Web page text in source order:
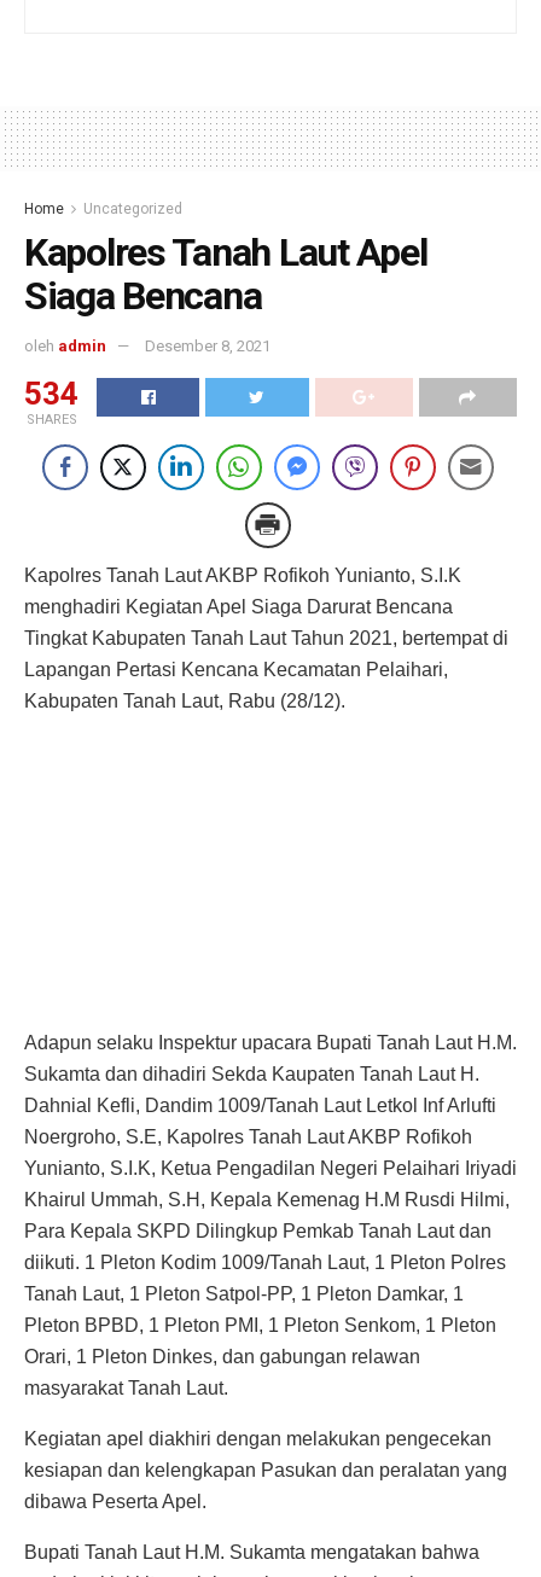
Home Uncategorized
Kapolres Tanah Laut Apel
Siaga Bencana
oleh admin Desember 8, 2021
534
SHARES
Kapolres Tanah Laut AKBP Rofikoh Yunianto, S.I.K
menghadiri Kegiatan Apel Siaga Darurat Bencana
Tingkat Kabupaten Tanah Laut Tahun 2021, bertempat di
Lapangan Pertasi Kencana Kecamatan Pelaihari,
Kabupaten Tanah Laut, Rabu (28/12).
Tanah Laut, 1 Pleton Satpol-PP, 1 Pleton Damkar, 1
Pleton BPBD, 1 Pleton PMI, 1 Pleton Senkom, 1 Pleton
Orari, 1 Pleton Dinkes, dan gabungan relawan
masyarakat Tanah Laut.
Kegiatan apel diakhiri dengan melakukan pengecekan
kesiapan dan kelengkapan Pasukan dan peralatan yang
dibawa Peserta Apel.
“karena kita sudah melihat prakiraan cuaca oleh BMKG
yang sudah pada tahap waspada, kita harus siap siaga
kapanpun bencana itu akan terjadi” Ucap Sukamta.
kekompakan kita semua, baik pemerintah, TNI – Polri,